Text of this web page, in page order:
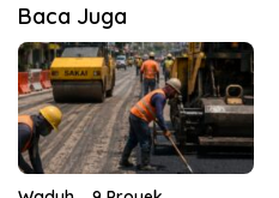
Baca Juga